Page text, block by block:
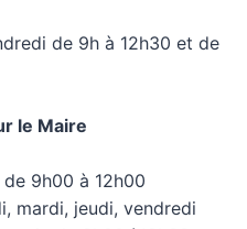
de 9h à 12h30 et de
le Maire
9h00 à 12h00
mardi, jeudi, vendredi